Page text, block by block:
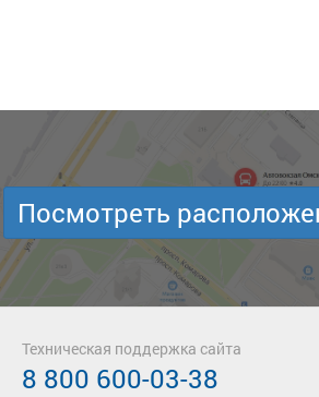
Посмотреть
Техническая поддержка сайта
8 800 600-03-38